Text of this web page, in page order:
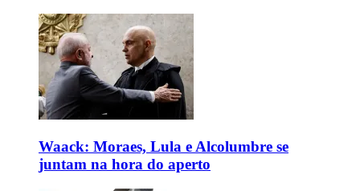
Waack: Moraes, Lula e Alcolumbre se
juntam na hora do aperto